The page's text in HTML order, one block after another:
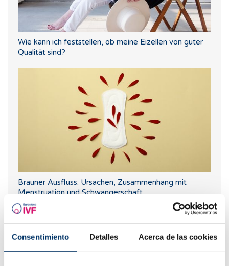
Consentimiento Detalles Acerca de las cookies
Wie kann ich feststellen, ob meine Eizellen von guter
Qualität sind?
Brauner Ausfluss: Ursachen, Zusammenhang mit
Menstruation und Schwangerschaft